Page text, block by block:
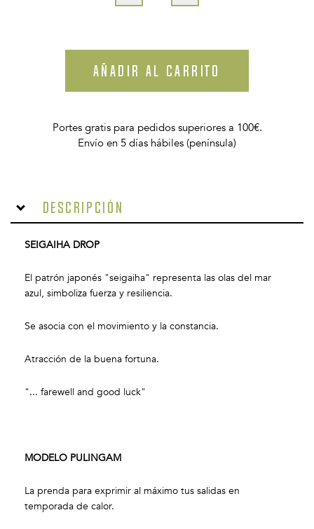
AÑADIR AL CARRITO
Portes gratis para pedidos superiores a 100€.
Envío en 5 días hábiles (península)
Descripción
SEIGAIHA DROP
El patrón japonés "seigaiha" representa las olas del mar
azul, simboliza fuerza y resiliencia.
Se asocia con el movimiento y la constancia.
Atracción de la buena fortuna.
"... farewell and good luck"
MODELO PULINGAM
La prenda para exprimir al máximo tus salidas en
temporada de calor.